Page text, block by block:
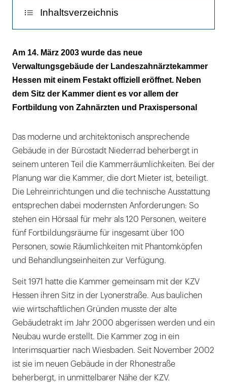
Inhaltsverzeichnis
Weitsichtige Lösung
Am 14. März 2003 wurde das neue
Verwaltungsgebäude der Landeszahnärztekammer
Hessen mit einem Festakt offiziell eröffnet. Neben
dem Sitz der Kammer dient es vor allem der
Fortbildung von Zahnärzten und Praxispersonal
Das moderne und architektonisch ansprechende
Gebäude in der Bürostadt Niederrad beherbergt in
seinem unteren Teil die Kammerräumlichkeiten. Bei der
Planung war die Kammer, die dort Mieter ist, beteiligt.
Die Lehreinrichtungen und die technische Ausstattung
entsprechen dabei modernsten Anforderungen: So
stehen ein Hörsaal für mehr als 120 Personen, weitere
fünf Fortbildungsräume für insgesamt über 100
Personen, sowie Räumlichkeiten mit Phantomköpfen
und Behandlungseinheiten zur Verfügung.
Seit 1971 hatte die Kammer gemeinsam mit der KZV
Hessen ihren Sitz in der Lyonerstraße. Aus baulichen
wie wirtschaftlichen Gründen musste der alte
Gebäudetrakt im Jahr 2000 abgerissen werden und ein
Neubau wurde erstellt. Die Kammer zog in ein
Interimsquartier nach Wiesbaden. Seit November 2002
ist sie im neuen Gebäude in der Rhonestraße
beherbergt, in unmittelbarer Nähe der KZV.